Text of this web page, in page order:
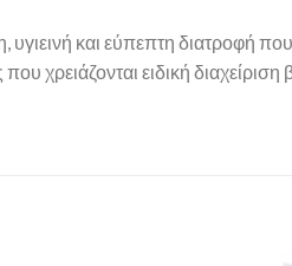
και εύπεπτη διατροφή που
χρειάζονται ειδική